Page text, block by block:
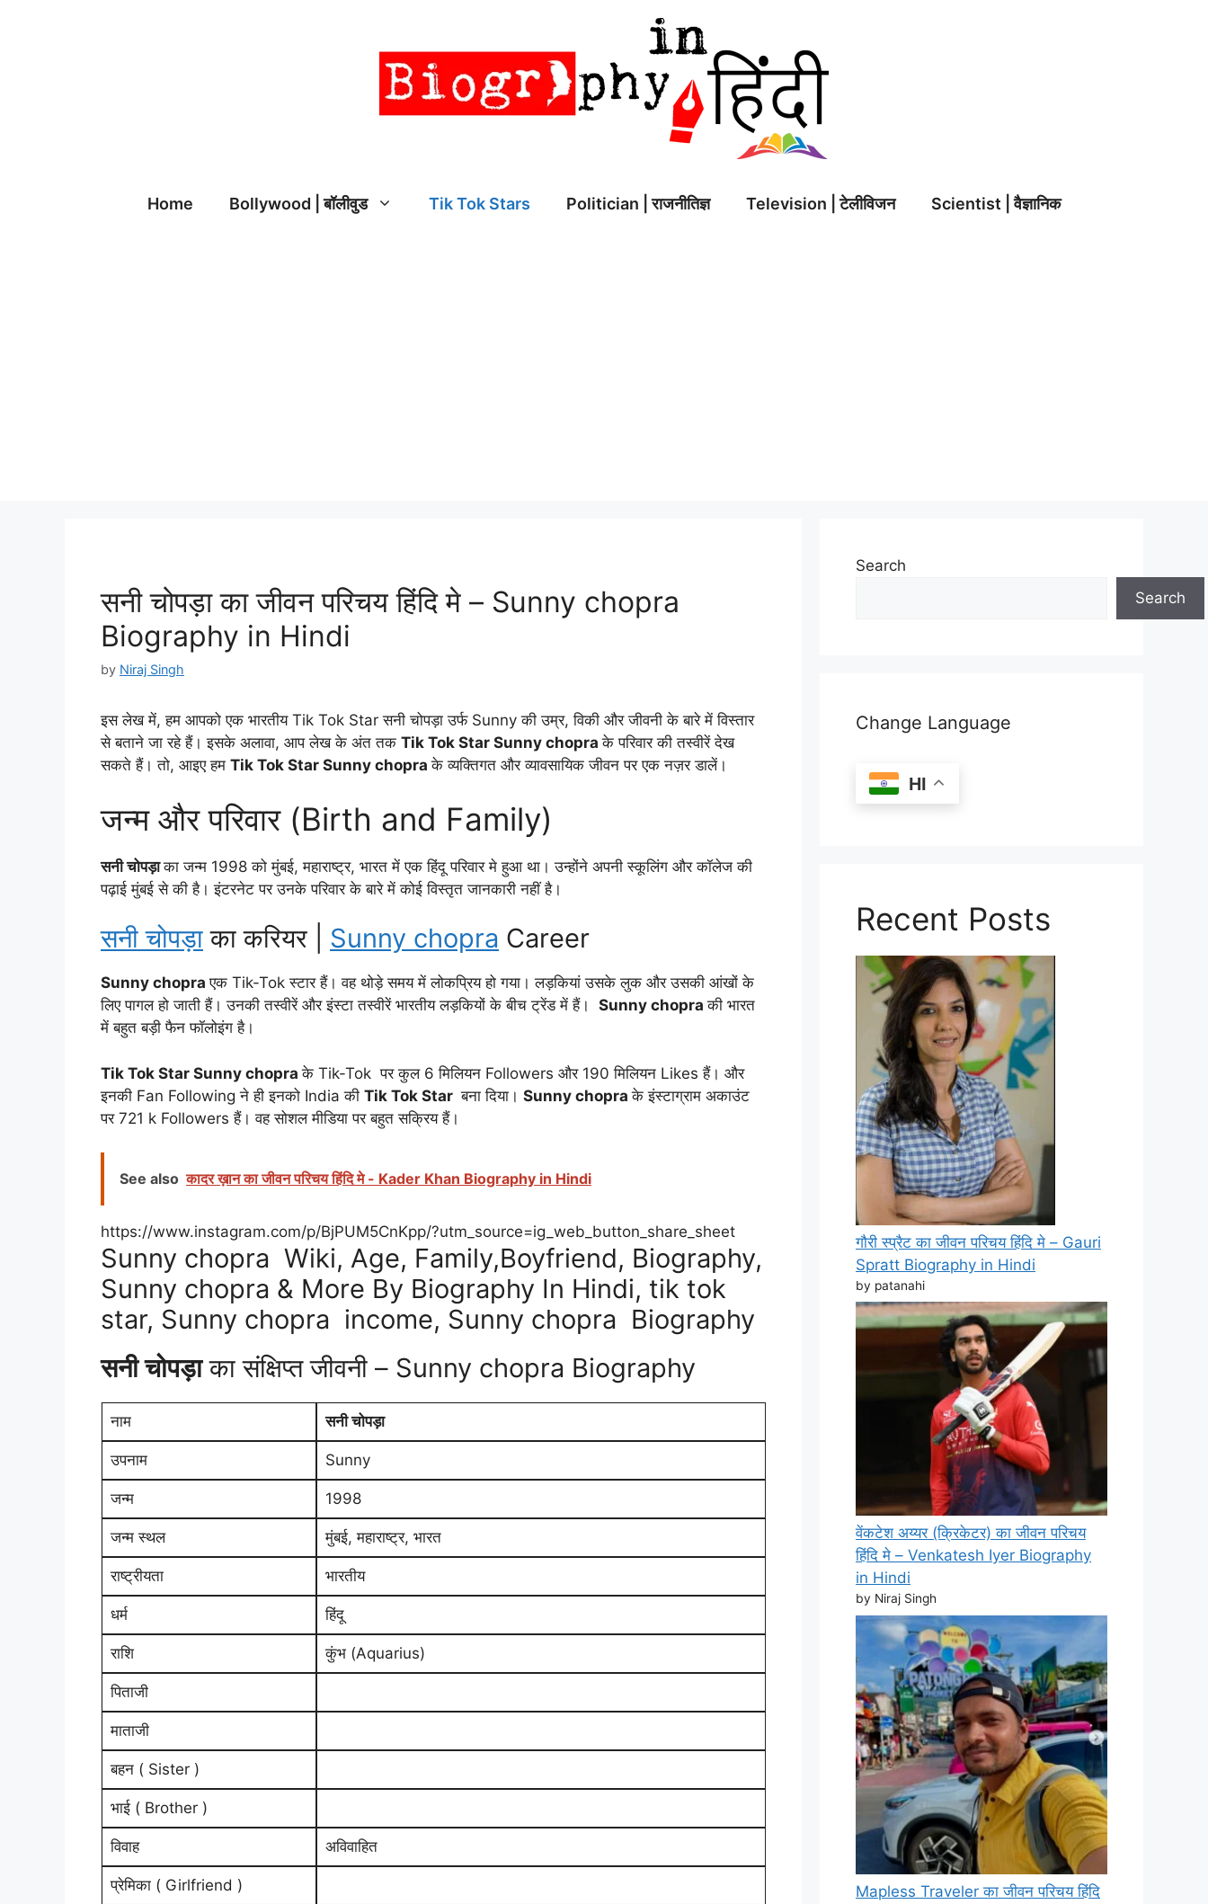
Home Bollywood | बॉलीवुड Tik Tok Stars Politician | राजनीतिज्ञ Television | टेलीविजन Scientist | वैज्ञानिक
सनी चोपड़ा का जीवन परिचय हिंदि मे – Sunny chopra
Biography in Hindi
by Niraj Singh
इस लेख में, हम आपको एक भारतीय Tik Tok Star सनी चोपड़ा उर्फ Sunny की उम्र, विकी और जीवनी के बारे में विस्तार
से बताने जा रहे हैं। इसके अलावा, आप लेख के अंत तक Tik Tok Star Sunny chopraके परिवार की तस्वीरें देख
सकते हैं। तो, आइए हम Tik Tok Star Sunny chopraके व्यक्तिगत और व्यावसायिक जीवन पर एक नज़र डालें।
जन्म और परिवार (Birth and Family)
सनी चोपड़ाका जन्म 1998 को मुंबई, महाराष्ट्र, भारत में एक हिंदू परिवार मे हुआ था। उन्होंने अपनी स्कूलिंग और कॉलेज की
पढ़ाई मुंबई से की है। इंटरनेट पर उनके परिवार के बारे में कोई विस्तृत जानकारी नहीं है।
सनी चोपड़ा का करियर | Sunny chopra Career
Sunny chopraएक Tik-Tok स्टार हैं। वह थोड़े समय में लोकप्रिय हो गया। लड़कियां उसके लुक और उसकी आंखों के
लिए पागल हो जाती हैं। उनकी तस्वीरें और इंस्टा तस्वीरें भारतीय लड़कियों के बीच ट्रेंड में हैं। Sunny chopraकी भारत
में बहुत बड़ी फैन फॉलोइंग है।
Tik Tok Star Sunny chopraके Tik-Tok पर कुल 6 मिलियन Followers और 190 मिलियन Likes हैं। और
इनकी Fan Following ने ही इनको India की Tik Tok Star बना दिया। Sunny chopraके इंस्टाग्राम अकाउंट
पर 721 k Followers हैं। वह सोशल मीडिया पर बहुत सक्रिय हैं।
See also कादर ख़ान का जीवन परिचय हिंदि मे - Kader Khan Biography in Hindi
https://www.instagram.com/p/BjPUM5CnKpp/?utm_source=ig_web_button_share_sheet
Sunny chopra Wiki, Age, Family,Boyfriend, Biography,
Sunny chopra & More By Biography In Hindi, tik tok
star, Sunny chopra income, Sunny chopra Biography
सनी चोपड़ाका संक्षिप्त जीवनी – Sunny chopra Biography
नाम सनी चोपड़ा
उपनाम Sunny
जन्म 1998
जन्म स्थल मुंबई, महाराष्ट्र, भारत
राष्ट्रीयता भारतीय
धर्म हिंदू
राशि कुंभ (Aquarius)
पिताजी
माताजी
बहन ( Sister )
भाई ( Brother )
विवाह अविवाहित
प्रेमिका ( Girlfriend )
Search
Search
Change Language
HI
Recent Posts
गौरी स्प्रैट का जीवन परिचय हिंदि मे – Gauri
Spratt Biography in Hindi
by patanahi
वेंकटेश अय्यर (क्रिकेटर) का जीवन परिचय
हिंदि मे – Venkatesh Iyer Biography
in Hindi
by Niraj Singh
Mapless Traveler का जीवन परिचय हिंदि